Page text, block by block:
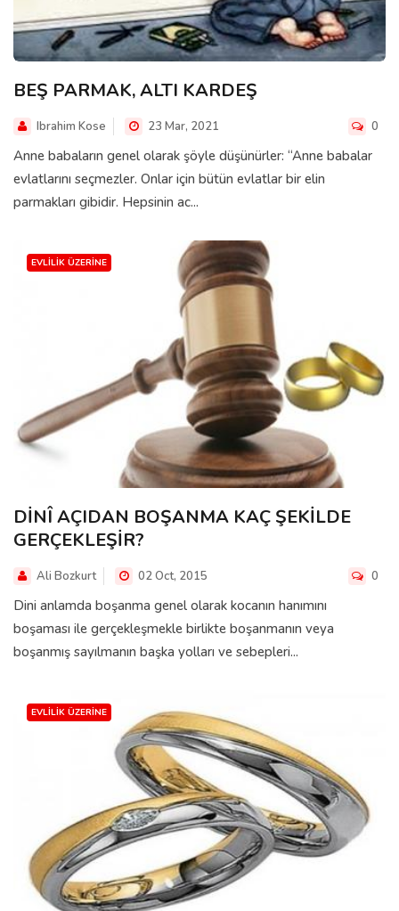
BEŞ PARMAK, ALTI KARDEŞ
Ibrahim Kose 23 Mar, 2021 0
Anne babaların genel olarak şöyle düşünürler: “Anne babalar
evlatlarını seçmezler. Onlar için bütün evlatlar bir elin
parmakları gibidir. Hepsinin ac...
EVLILIK ÜZERINE
DİNÎ AÇIDAN BOŞANMA KAÇ ŞEKİLDE
GERÇEKLEŞİR?
Ali Bozkurt 02 Oct, 2015 0
Dini anlamda boşanma genel olarak kocanın hanımını
boşaması ile gerçekleşmekle birlikte boşanmanın veya
boşanmış sayılmanın başka yolları ve sebepleri...
EVLILIK ÜZERINE